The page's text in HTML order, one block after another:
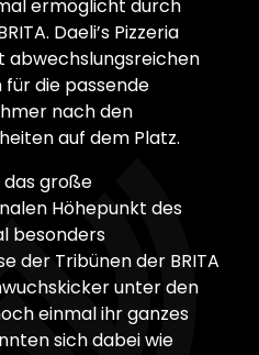
ermöglicht durch
Daeli’s Pizzeria
abwechslungsreichen
die passende
nach den
auf dem Platz.
große
Höhepunkt des
besonders
der Tribünen der BRITA
unter den
einmal ihr ganzes
sich dabei wie